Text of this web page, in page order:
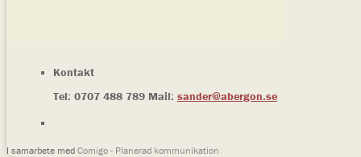
Kontakt
Tel: 0707 488 789 Mail: sander@abergon.se
I samarbete med Comigo - Planerad kommunikation